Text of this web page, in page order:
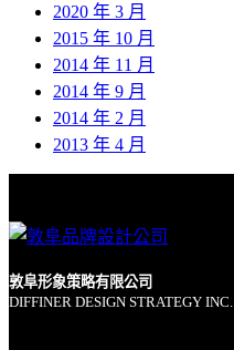
2020 年 3 月
2015 年 10 月
2014 年 11 月
2014 年 9 月
2014 年 2 月
2013 年 4 月
敦阜形象策略有限公司
DIFFINER DESIGN STRATEGY INC.